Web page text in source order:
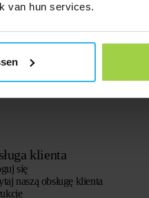
van hun services.
klienta
się
naszą obsługę klienta